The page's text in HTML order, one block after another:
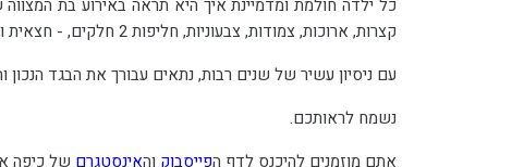
קצרות, ארוכות, צמודות, צבעוניות, חליפות 2 חלקים, - חצאית וגופייה ועוד...
עם ניסיון עשיר של שנים רבות, נתאים עבורך את הבגד הנכון
נשמח לראותכם.
אתם מוזמנים להיכנס לדף הפייסבוק והאינסטגרם של כיפה